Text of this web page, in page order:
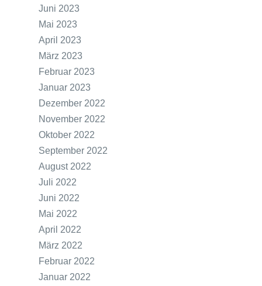
Juni 2023
Mai 2023
April 2023
März 2023
Februar 2023
Januar 2023
Dezember 2022
November 2022
Oktober 2022
September 2022
August 2022
Juli 2022
Juni 2022
Mai 2022
April 2022
März 2022
Februar 2022
Januar 2022